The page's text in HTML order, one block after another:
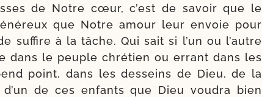
de Notre cœur, c’est de savoir que le
que Notre amour leur envoie pour
suf­fire à la tâche. Qui sait si l’un ou l’autre
dans le peuple chré­tien ou errant dans les
point, dans les des­seins de Dieu, de la
de ces enfants que Dieu vou­dra bien